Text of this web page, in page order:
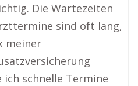
Die Wartezeiten
sind oft lang,
meiner
ich schnelle Termine